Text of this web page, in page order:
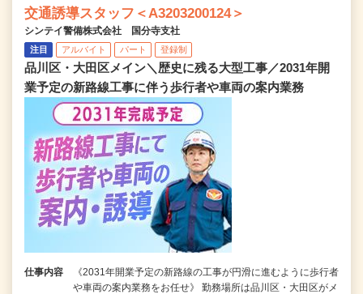
交通誘導スタッフ＜A3203200124＞
シンテイ警備株式会社 国分寺支社
注目 アルバイト パート 登録制
品川区・大田区メイン＼歴史に残る大型工事／2031年開
業予定の新路線工事に伴う歩行者や車両の案内業務
仕事内容
《2031年開業予定の新路線の工事が円滑に進むように歩行者
や車両の案内業務をお任せ》 勤務場所は品川区・大田区がメ